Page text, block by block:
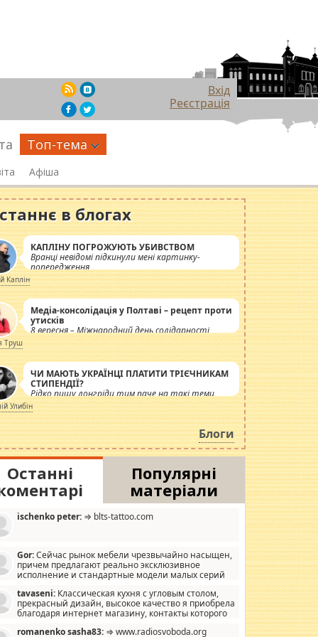
Вхід
Реєстрація
Топ-тема
Афіша
в блогах
КАПЛІНУ ПОГРОЖУЮТЬ УБИВСТВОМ
Вранці невідомі підкинули мені картинку-
попередження
Каплін
Медіа-консолідація у Полтаві – рецепт проти
утисків
8 вересня – Міжнародний день солідарності
журналістів.
Труш
ЧИ МАЮТЬ УКРАЇНЦІ ПЛАТИТИ ТРІЄЧНИКАМ
СТИПЕНДІЇ?
Рідко пишу лонгріди тим паче на такі теми,
але вже просто дістало! Обурюють сьогоднішні
інсенуації навколо стипендіального питання.
Штучно роздувається ще одна соціальна
катастрофа.
Улибін
Блоги
Останні
Популярні
матеріали
ischenko peter: ⇒ blts-tattoo.com
Gor:Сейчас рынок мебели чрезвычайно насыщен,
причем предлагают реально эксклюзивное
исполнение и стандартные модели малых серий
мало походит на стандартные формы, в MebelOk,
и что главное - со вкусом все в порядке,
ненужных наворотов удорожающих мебель, а это не
tavaseni: Классическая кухня с угловым столом,
прекрасный дизайн, высокое качество я приобрела
благодаря интернет магазину, контакты которого
romanenko sasha83: ⇒ www.radiosvoboda.org